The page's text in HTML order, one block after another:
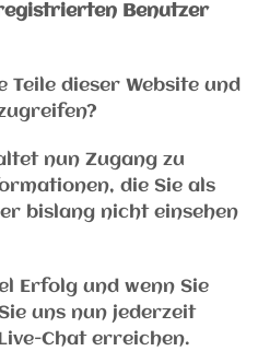
Benutzer
Teile dieser Website und
nun Zugang zu
die Sie als
bislang nicht einsehen
Erfolg und wenn Sie
uns nun jederzeit
Chat erreichen.